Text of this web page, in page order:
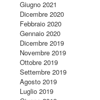
Giugno 2021
Dicembre 2020
Febbraio 2020
Gennaio 2020
Dicembre 2019
Novembre 2019
Ottobre 2019
Settembre 2019
Agosto 2019
Luglio 2019